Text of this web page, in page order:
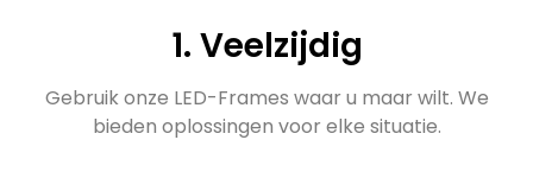
1. Veelzijdig
Gebruik onze LED-Frames waar u maar wilt. We
bieden oplossingen voor elke situatie.